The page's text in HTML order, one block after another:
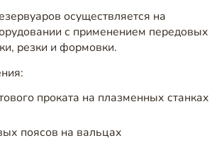
осуществляется на
с применением передовых
резки и формовки.
проката на плазменных станках
поясов на вальцах